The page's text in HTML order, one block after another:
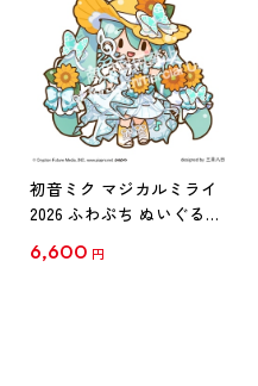
初音ミク マジカルミライ
2026 ふわぷち ぬいぐるみ
6,600 円